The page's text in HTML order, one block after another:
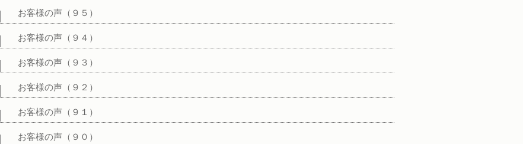
お客様の声（９５）
お客様の声（９４）
お客様の声（９３）
お客様の声（９２）
お客様の声（９１）
お客様の声（９０）